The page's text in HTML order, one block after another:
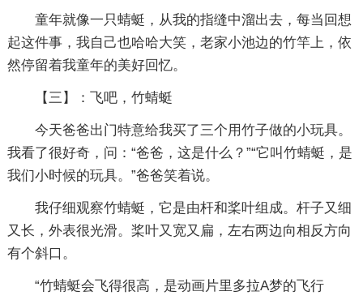
童年就像一只蜻蜓，从我的指缝中溜出去，每当回想
起这件事，我自己也哈哈大笑，老家小池边的竹竿上，依
然停留着我童年的美好回忆。
【三】：飞吧，竹蜻蜓
今天爸爸出门特意给我买了三个用竹子做的小玩具。
我看了很好奇，问：“爸爸，这是什么？”“它叫竹蜻蜓，是
我们小时候的玩具。”爸爸笑着说。
我仔细观察竹蜻蜓，它是由杆和桨叶组成。杆子又细
又长，外表很光滑。桨叶又宽又扁，左右两边向相反方向
有个斜口。
“竹蜻蜓会飞得很高，是动画片里多拉A梦的飞行